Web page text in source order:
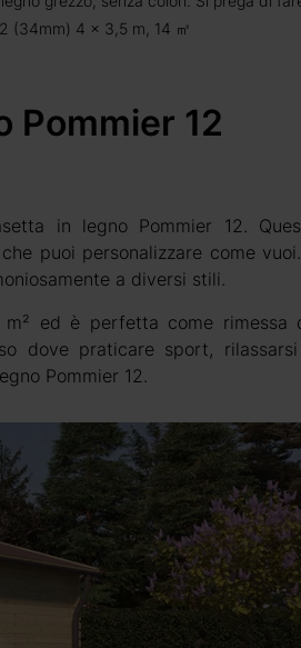
(34mm) 4 x 3,5 m, 14 ㎡
Pommier 12
in legno Pommier 12.
puoi personalizzare come
a diversi stili.
m² ed è perfetta come rimessa
dove praticare sport,
Pommier 12.